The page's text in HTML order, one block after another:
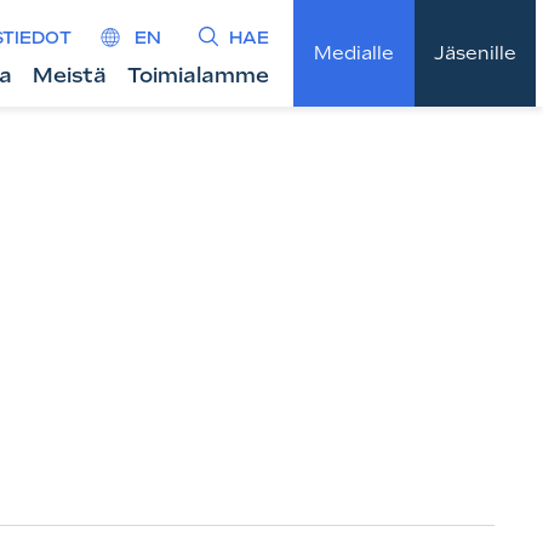
EN HAE
Meistä Toimialamme
Medialle Jäsenille